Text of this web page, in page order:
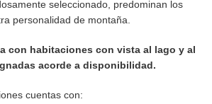
seleccionado, predominan los
personalidad de montaña.
con habitaciones con vista al lago y al
acorde a disponibilidad.
cuentas con: